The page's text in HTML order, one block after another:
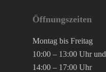
Öffnungszeiten
Montag bis Freitag
10:00 – 13:00 Uhr und
14:00 – 17:00 Uhr